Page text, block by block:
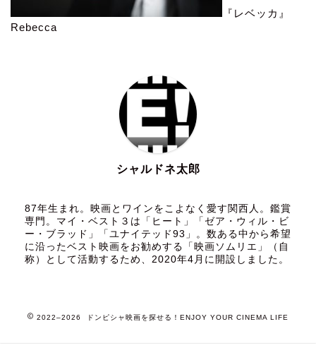
『レベッカ』
Rebecca
シャルドネ太郎
87年生まれ。映画とワインをこよなく愛す関西人。鑑賞
専門。マイ・ベスト３は「ヒート」「ゼア・ウィル・ビ
ー・ブラッド」「ユナイテッド93」。数ある中から希望
に沿ったベスト映画をお勧めする「映画ソムリエ」（自
称）として活動するため、2020年4月に開設しました。
2022–2026 ドンピシャ映画を探せる！ENJOY YOUR CINEMA LIFE